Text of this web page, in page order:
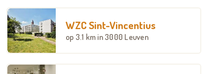
WZC Sint-Vincentius
op 3.1 km in 3000 Leuven